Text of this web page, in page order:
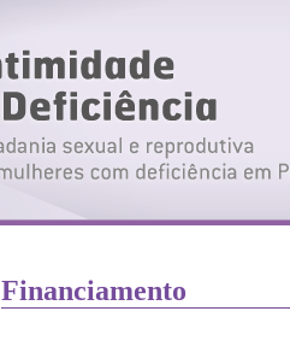
Financiamento